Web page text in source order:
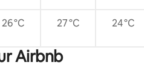
26 °C 27 °C 24 °C
Airbnb